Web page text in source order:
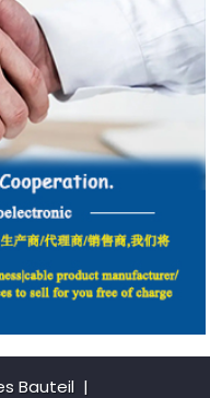
Bauteil |